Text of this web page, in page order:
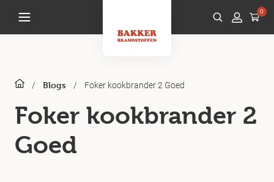
0
/ Blogs / Foker kookbrander 2 Goed
Foker kookbrander 2
Goed